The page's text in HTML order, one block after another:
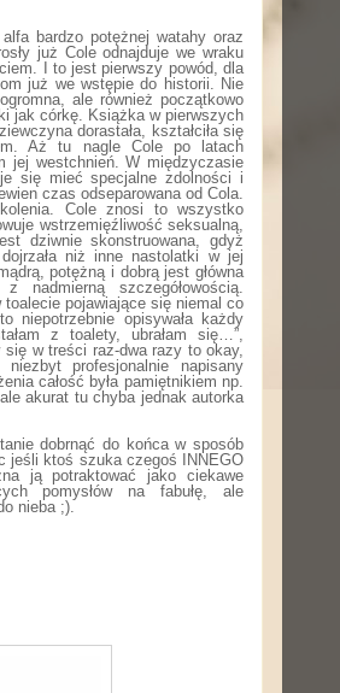
bardzo potężnej watahy oraz
już Cole odnajduje we wraku
I to jest pierwszy powód, dla
już we wstępie do historii. Nie
ale również początkowo
jak córkę. Książka w pierwszych
dorastała, kształciła się
Aż tu nagle Cole po latach
jej westchnień. W międzyczasie
się mieć specjalne zdolności i
czas odseparowana od Cola.
Cole znosi to wszystko
wstrzemięźliwość seksualną,
dziwnie skonstruowana, gdyż
niż inne nastolatki w jej
potężną i dobrą jest główna
nadmierną szczegółowością.
toalecie pojawiające się niemal co
niepotrzebnie opisywała każdy
z toalety, ubrałam się…”,
w treści raz-dwa razy to okay,
profesjonalnie napisany
całość była pamiętnikiem np.
akurat tu chyba jednak autorka
dobrnąć do końca w sposób
jeśli ktoś szuka czegoś INNEGO
ją potraktować jako ciekawe
pomysłów na fabułę, ale
nieba ;).